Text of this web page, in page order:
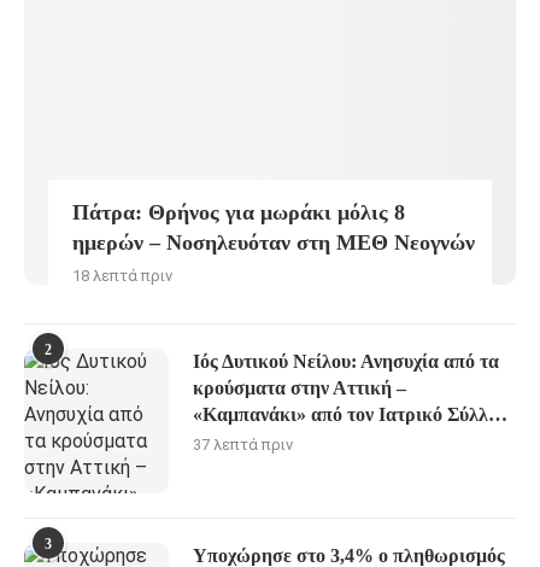
Πάτρα: Θρήνος για μωράκι μόλις 8
ημερών – Νοσηλευόταν στη ΜΕΘ Νεογνών
18 λεπτά πριν
2
Ιός Δυτικού Νείλου: Ανησυχία από τα
κρούσματα στην Αττική –
«Καμπανάκι» από τον Ιατρικό Σύλλογο
Αθηνών
37 λεπτά πριν
3
Υποχώρησε στο 3,4% ο πληθωρισμός